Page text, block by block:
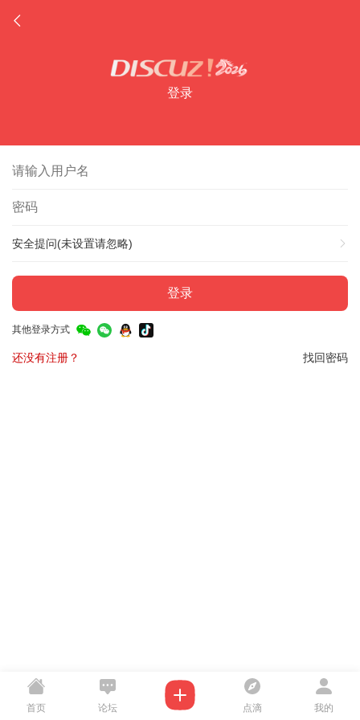
登录
安全提问(未设置请忽略)
登录
其他登录方式
找回密码
还没有注册？
首页 论坛 点滴 我的